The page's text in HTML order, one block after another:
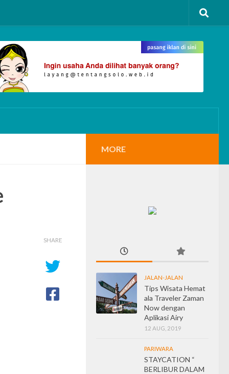
SHARE
MORE
JALAN-JALAN
Tips Wisata Hemat
ala Traveler Zaman
Now dengan
Aplikasi Airy
12 AUG, 2019
PARIWARA
STAYCATION “
BERLIBUR DALAM